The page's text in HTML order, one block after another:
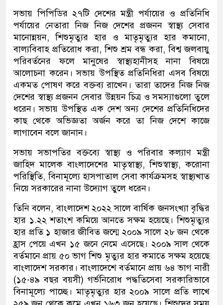
সভায় পিপিডির ২৭টি দেশের মন্ত্রী পর্যায়ের ও প্রতিনিধি
পর্যায়ের নেতারা নিজ নিজ দেশের প্রজনন স্বাস্থ্য সেবার
মানোন্নয়ন, শিশুমৃত্যুর হার ও মাতৃমৃত্যুর হার কমানো,
বাল্যবিবাহ প্রতিরোধ করা, শিশু শ্রম বন্ধ করা, বিশ্ব জলবায়ু
পরিবর্তনের ফলে মানুষের স্বাস্থ্যহানীসহ নানা বিষয়ে
আলোচনা করেন। সভায় উপস্থিত প্রতিনিধিরা এসব বিষয়ে
একমত পোষণ করে বক্তব্য রাখেন। তারা তাদের নিজ নিজ
দেশের স্বাস্থ্য প্রজনন সেবার উন্নয়ন চিত্র ও সমস্যাগুলো তুলে
ধরেন। সভায় উপস্থিত এক দেশ অন্য দেশের প্রতিনিধিদের
কাছ থেকে অভিজ্ঞতা অর্জন করে তা নিজ দেশে কাজে
লাগাবেন বলে জানান।
সভায় সভাপতির বক্তব্যে স্বাস্থ্য ও পরিবার কল্যাণ মন্ত্রী
জাহিদ মালেক বাংলাদেশের মাতৃস্বাস্থ্য, শিশুস্বাস্থ্য, করোনা
পরিস্থিতি, বিনামূল্যে হাসপাতাল সেবা কার্যক্রমসহ স্বাস্থ্যখাত
নিয়ে সরকারের নানা উদ্যোগ তুলে ধরেন।
তিনি বলেন, বাংলাদেশ ২০২২ সালে বার্ষিক জনসংখ্যা বৃদ্ধির
হার ১.২২ শতাংশ কমিয়ে আনতে সক্ষম হয়েছে। শিশুমৃত্যুর
হার প্রতি ১ হাজার জীবিত জন্মে ২০০৯ সালে ২৮ জন থেকে
হ্রাস পেয়ে এখন ১৫ জনে নেমে এসেছে। ২০০৯ সাল থেকে
বর্তমানে প্রায় ৫০ ভাগ শিশু মৃত্যুর হার কমাতে সক্ষম হয়েছে
বাংলাদেশ সরকার। বাংলাদেশে বর্তমানে প্রায় ৬৪ ভাগ নারী
(১৫-৪৯ বছর বয়সী) গর্ভনিরোধ পদ্ধতিসেবা সরকারিভাবে
বিনামূল্যে পাচ্ছে। মাতৃমৃত্যুর হার ২০০৯ সালে প্রতি লাখে